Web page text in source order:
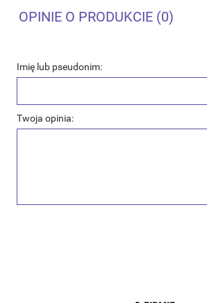
OPINIE O PRODUKCIE (0)
Imię lub pseudonim:
Twoja opinia: